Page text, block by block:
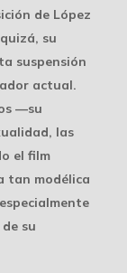
de López
su
suspensión
actual.
—su
las
el film
tan modélica
su